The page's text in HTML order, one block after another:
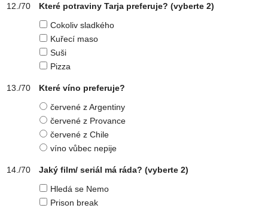
Které potraviny Tarja preferuje? (vyberte 2)
Cokoliv sladkého
Kuřecí maso
Suši
Pizza
Které víno preferuje?
červené z Argentiny
červené z Provance
červené z Chile
víno vůbec nepije
Jaký film/ seriál má ráda? (vyberte 2)
Hledá se Nemo
Prison break